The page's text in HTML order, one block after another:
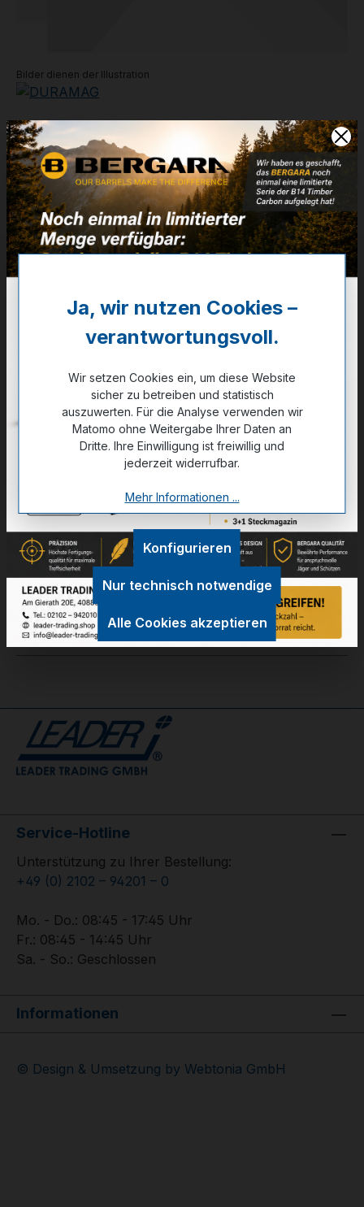
Bilder dienen der Illustration
AR-Magazin - 10 Schuss
6,5 Grendel
Artikelnummer: 29-02020
Weitere Informationen
✔
33,00 €
✔ Auf Lager
Noch kein Kunde?Registrieren Sie sich jetzt.
Zum Merkzettel hinzufügen
Technische Daten
GPSR Information
Bewertungen
Service-Hotline
Unterstützung zu Ihrer Bestellung:
+49 (0) 2102 – 94201 – 0
Mo. - Do.: 08:45 - 17:45 Uhr
Fr.: 08:45 - 14:45 Uhr
Sa. - So.: Geschlossen
Informationen
© Design & Umsetzung by Webtonia GmbH
Ja, wir nutzen Cookies –
verantwortungsvoll.
Wir setzen Cookies ein, um diese Website
sicher zu betreiben und statistisch
auszuwerten. Für die Analyse verwenden wir
Matomo ohne Weitergabe Ihrer Daten an
Dritte. Ihre Einwilligung ist freiwillig und
jederzeit widerrufbar.
Mehr Informationen ...
Nur technisch notwendige
Konfigurieren
Alle Cookies akzeptieren